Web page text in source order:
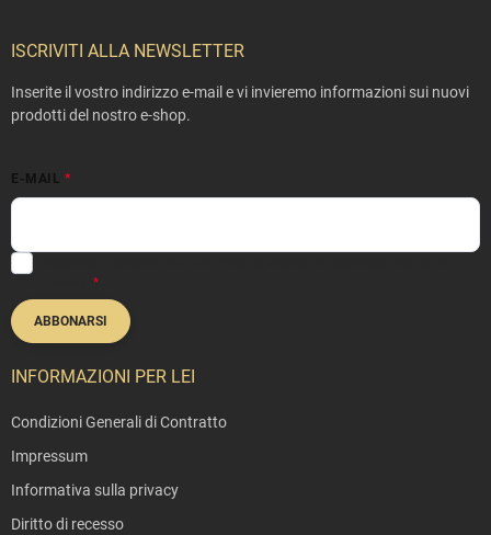
ISCRIVITI ALLA NEWSLETTER
Inserite il vostro indirizzo e-mail e vi invieremo informazioni sui nuovi
prodotti del nostro e-shop.
E-MAIL
ABBONARSI
INFORMAZIONI PER LEI
Condizioni Generali di Contratto
Impressum
Informativa sulla privacy
Diritto di recesso